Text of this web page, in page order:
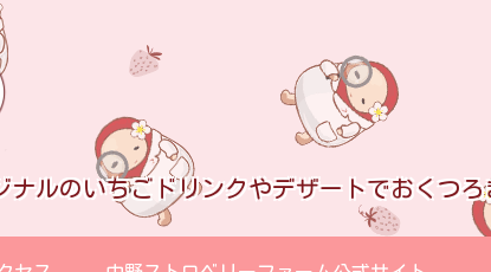
ルのいちごドリンクやデザートでおくつ